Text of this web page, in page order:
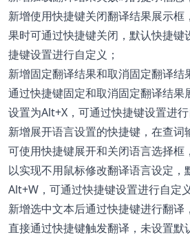
新增使用快捷键关闭翻译结果展示框
果时可通过快捷键关闭，默认快捷键
捷键设置进行自定义；
新增固定翻译结果和取消固定翻译结
通过快捷键固定和取消固定翻译结果
设置为Alt+X，可通过快捷键设置进行
新增展开语言设置的快捷键，在查词
可使用快捷键展开和关闭语言选择框
以实现不用鼠标修改翻译语言设定，
Alt+W，可通过快捷键设置进行自定
新增选中文本后通过快捷键进行翻译
直接通过快捷键触发翻译，未设置默